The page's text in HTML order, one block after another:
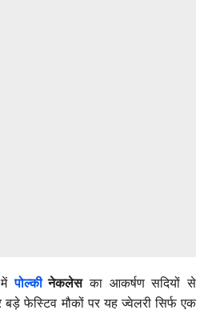
मेंपोल्कीनेकलेसका आकर्षण सदियों से
फेस्टिव मौकों पर यह ज्वेलरी सिर्फ एक